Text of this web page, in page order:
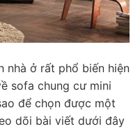
nhà ở rất phổ biến hiện
sofa chung cư mini
để chọn được một
dõi bài viết dưới đây